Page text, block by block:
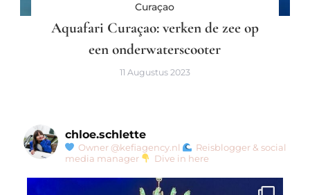
Curaçao
Aquafari Curaçao: verken de zee op
een onderwaterscooter
11 Augustus 2023
chloe.schlette
Owner @kefiagency.nl
Reisblogger & social
media manager
Dive in here